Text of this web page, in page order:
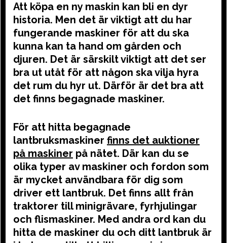
Att köpa en ny maskin kan bli en dyr
historia. Men det är viktigt att du har
fungerande maskiner för att du ska
kunna kan ta hand om gården och
djuren. Det är särskilt viktigt att det ser
bra ut utåt för att någon ska vilja hyra
det rum du hyr ut. Därför är det bra att
det finns begagnade maskiner.
För att hitta begagnade
lantbruksmaskiner finns det auktioner
på maskiner på nätet. Där kan du se
olika typer av maskiner och fordon som
är mycket användbara för dig som
driver ett lantbruk. Det finns allt från
traktorer till minigrävare, fyrhjulingar
och flismaskiner. Med andra ord kan du
hitta de maskiner du och ditt lantbruk är